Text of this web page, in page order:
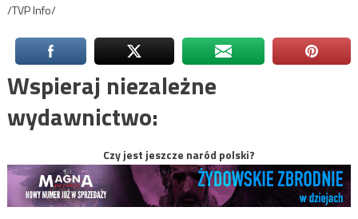
/TVP Info/
Wspieraj niezależne
wydawnictwo:
Czy jest jeszcze naród polski?